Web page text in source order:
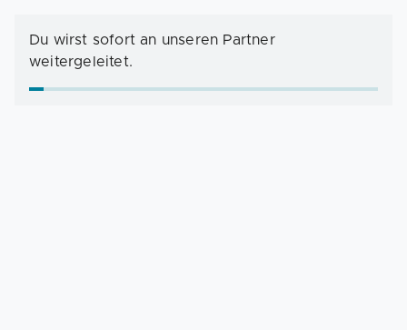
Du wirst sofort an unseren Partner
weitergeleitet.